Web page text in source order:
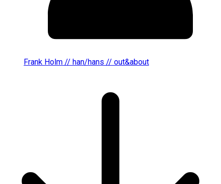
Frank Holm // han/hans // out&about